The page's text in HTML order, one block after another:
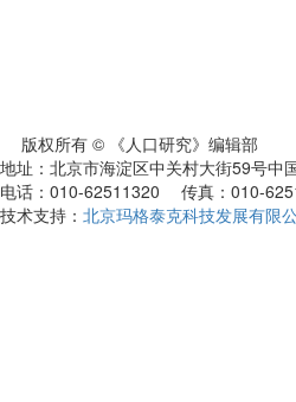
版权所有 © 《人口研究》编辑部
地址：北京市海淀区中关村大街59号
电话：010-62511320 传真：010-
技术支持： 北京玛格泰克科技发展有限